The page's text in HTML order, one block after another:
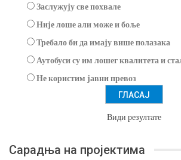
Заслужују све похвале
Није лоше али може и боље
Требало би да имају више полазака
Аутобуси су им лошег квалитета и
Не користим јавни превоз
Види резултате
Сарадња на пројектима